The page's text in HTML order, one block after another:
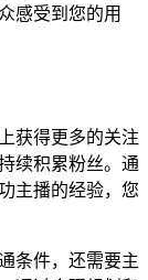
感受到您的用
获得更多的关注
续积累粉丝。通
主播的经验，您
条件，还需要主